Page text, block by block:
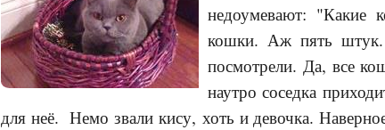
недоумевают: "Какие
кошки. Аж пять
посмотрели. Да, все
наутро соседка
для неё. Немо звали кису, хоть и девочка.